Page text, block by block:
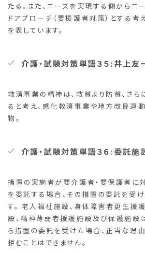
たる。また、ニーズを実現する側からニ
ドアプローチ（要援護者対策）とする考
を表しています。
介護・試験対策単語３５:井上友
救済事業の精神は、救貧より防貧、さ
ると考え、感化救済事業や地方改良運
物。
介護・試験対策単語３６:委託施
措置の実施者が要介護者・要保護者に
を委託する場合、その措置の委託を受
す。 老人福祉施設、身体障害者更生援
設、精神薄弱者援護施設及び保護施設
ら措置の委託を受けた場合、正当な理
拒むことはできません。